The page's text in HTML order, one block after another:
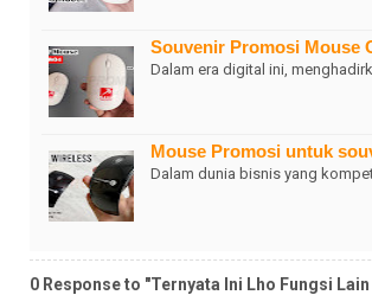
Souvenir Promosi Mouse
Dalam era digital ini,
Mouse Promosi untuk
Dalam dunia bisnis yang
0 Response to "Ternyata Ini Lho Fungsi